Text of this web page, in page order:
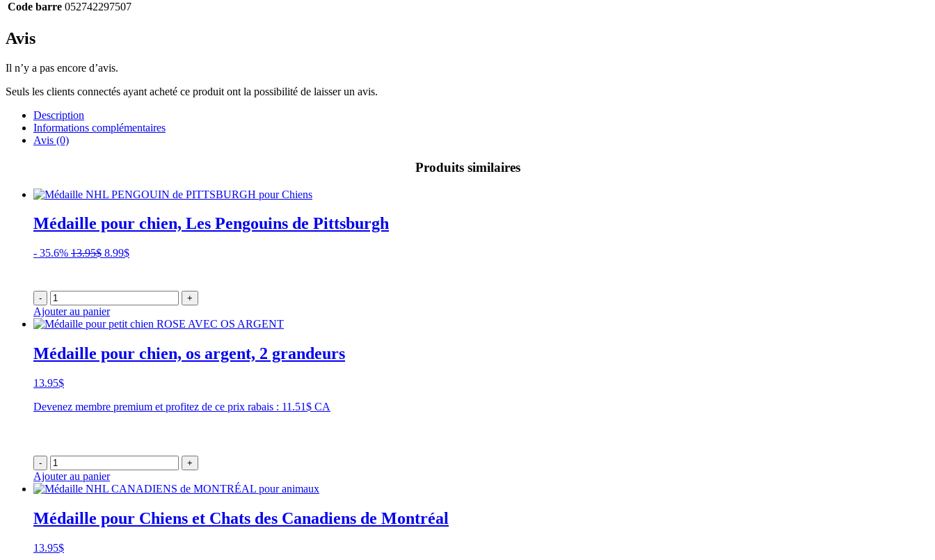
Code barre 052742297507
Avis
Il n’y a pas encore d’avis.
Seuls les clients connectés ayant acheté ce produit ont la possibilité de laisser un avis.
Description
Informations complémentaires
Avis (0)
Produits similaires
Médaille pour chien, Les Pengouins de Pittsburgh
- 35.6% 13.95$ Le
était :
13.95$.
8.99$Le
est :
8.99$.
- +
Ajouter au panier
Médaille pour chien, os argent, 2 grandeurs
13.95$
Devenez membre premium et profitez de ce prix rabais : 11.51$ CA
- +
Ajouter au panier
Médaille pour Chiens et Chats des Canadiens de Montréal
13.95$